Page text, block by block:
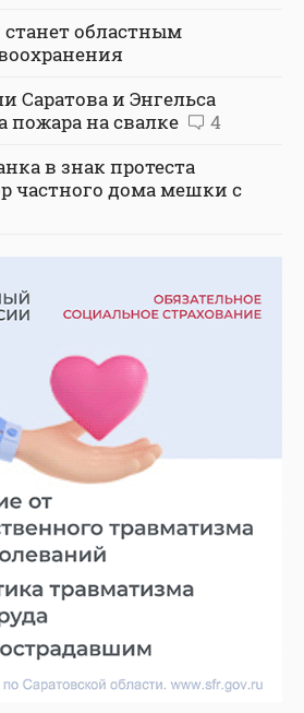
областным
Саратова и Энгельса
пожара на свалке
4
в знак протеста
частного дома мешки с